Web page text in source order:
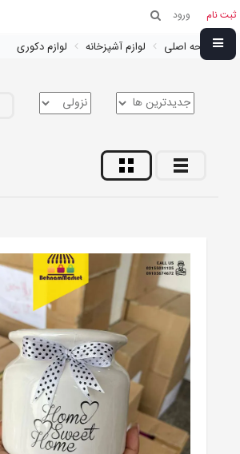
ثبت نام ورود
صفحه اصلی لوازم آشپزخانه لوازم دکوری